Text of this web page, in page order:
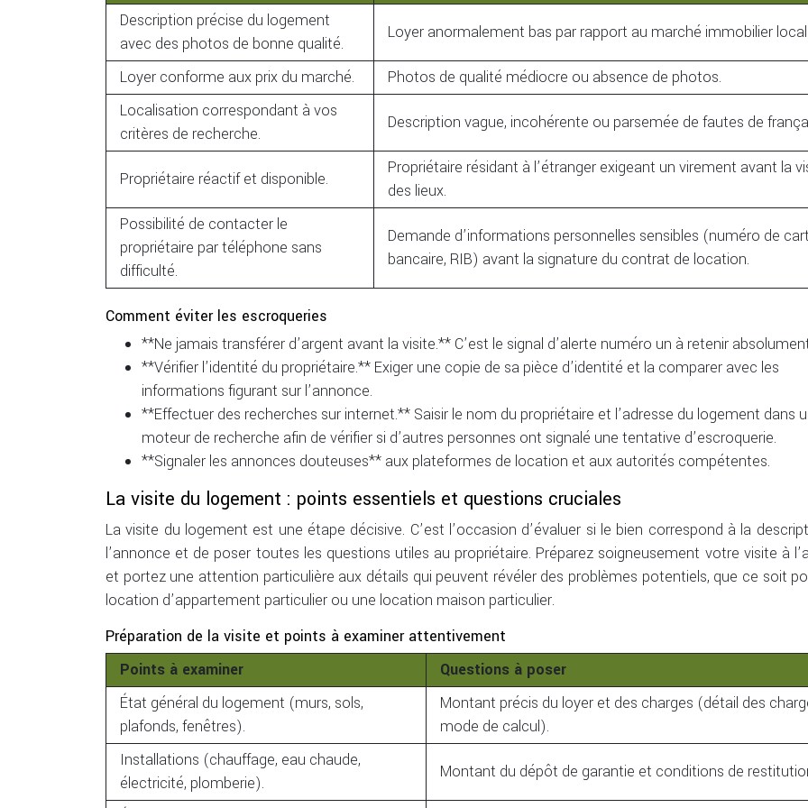
Description précise du logement
avec des photos de bonne qualité.
Loyer anormalement bas par rapport au marché immobilier local.
Loyer conforme aux prix du marché.
Photos de qualité médiocre ou absence de photos.
Localisation correspondant à vos
critères de recherche.
Description vague, incohérente ou parsemée de fautes de
Propriétaire réactif et disponible.
Propriétaire résidant à l’étranger exigeant un virement avant la
des lieux.
Possibilité de contacter le
propriétaire par téléphone sans
difficulté.
Demande d’informations personnelles sensibles (numéro de
bancaire, RIB) avant la signature du contrat de location.
Comment éviter les escroqueries
**Ne jamais transférer d’argent avant la visite.** C’est le signal d’alerte numéro un à retenir
**Vérifier l’identité du propriétaire.** Exiger une copie de sa pièce d’identité et la comparer avec les
informations figurant sur l’annonce.
**Effectuer des recherches sur internet.** Saisir le nom du propriétaire et l’adresse du logement dans
moteur de recherche afin de vérifier si d’autres personnes ont signalé une tentative d’escroquerie.
**Signaler les annonces douteuses** aux plateformes de location et aux autorités compétentes.
La visite du logement : points essentiels et questions cruciales
La visite du logement est une étape décisive. C’est l’occasion d’évaluer si le bien correspond à la
l’annonce et de poser toutes les questions utiles au propriétaire. Préparez soigneusement votre visite à
et portez une attention particulière aux détails qui peuvent révéler des problèmes potentiels, que ce soit
location d’appartement particulier ou une location maison particulier.
Préparation de la visite et points à examiner attentivement
Points à examiner
Questions à poser
État général du logement (murs, sols,
plafonds, fenêtres).
Montant précis du loyer et des charges (détail des
mode de calcul).
Installations (chauffage, eau chaude,
électricité, plomberie).
Montant du dépôt de garantie et conditions de